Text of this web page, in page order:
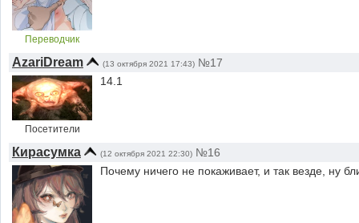
Переводчик
AzariDream (13 октября 2021 17:43) №17
Посетители
14.1
Кирасумка (12 октября 2021 22:30) №16
Почему ничего не покаживает, и так везде, ну